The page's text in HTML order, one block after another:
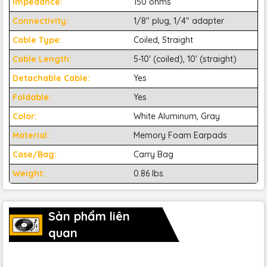
và bộ chuyển đổi 6,3 mm (1/4”) cũng được cung cấp kèm
theo.
CHƠI NHƯ NEUMANN – NHẠC
GÌ CŨNG CÂN
Connectivity:
1/8" plug, 1/4" adapter
Cable Type:
Coiled, Straight
Cable Length:
5-10' (coiled), 10' (straight)
Detachable Cable:
Yes
Foldable:
Yes
Color:
White Aluminum, Gray
Material:
Memory Foam Earpads
Case/Bag:
Carry Bag
Weight:
0.86 lbs.
Sản phẩm liên
quan